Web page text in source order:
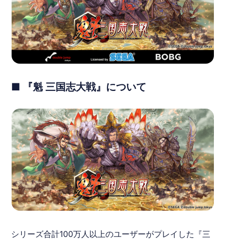
■ 『魁 三国志大戦』について
シリーズ合計100万人以上のユーザーがプレイした『三